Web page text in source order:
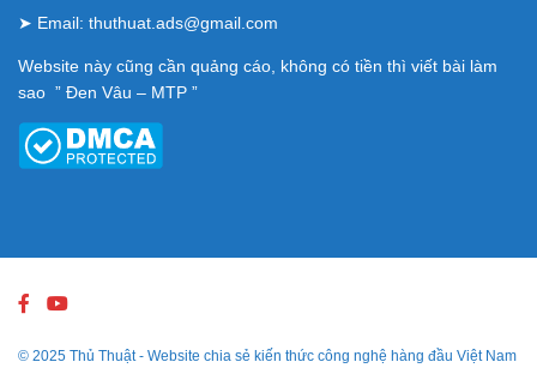
➤ Email: thuthuat.ads@gmail.com
Website này cũng cần quảng cáo, không có tiền thì viết bài làm
sao ” Đen Vâu – MTP ”
© 2025 Thủ Thuật- Website chia sẻ kiến thức công nghệ hàng đầu Việt Nam